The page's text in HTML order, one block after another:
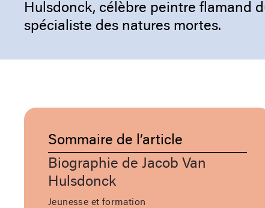
Hulsdonck, célèbre peintre flamand
spécialiste des natures mortes.
Sommaire de l’article
Biographie de Jacob Van
Hulsdonck
Jeunesse et formation